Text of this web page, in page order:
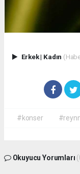
Erkek| Kadın
#konser
Okuyucu Yorumları